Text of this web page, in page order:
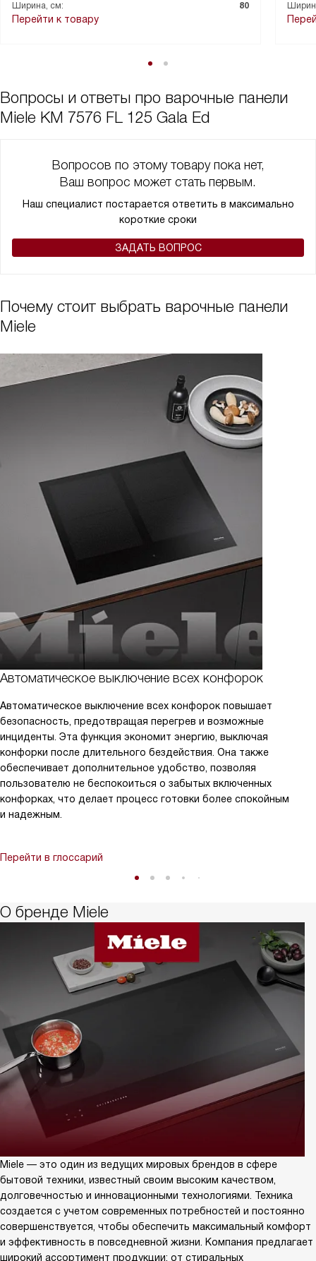
Ширина, см:
80
Перейти к товару
Вопросы и ответы про варочные панели
Miele KM 7576 FL 125 Gala Ed
Вопросов по этому товару пока нет,
Ваш вопрос может стать первым.
Наш специалист постарается ответить в максимально
короткие сроки
ЗАДАТЬ ВОПРОС
Почему стоит выбрать варочные панели
Miele
Автоматическое выключение всех конфорок
Автоматическое выключение всех конфорок повышает
безопасность, предотвращая перегрев и возможные
инциденты. Эта функция экономит энергию, выключая
конфорки после длительного бездействия. Она также
обеспечивает дополнительное удобство, позволяя
пользователю не беспокоиться о забытых включенных
конфорках, что делает процесс готовки более спокойным
и надежным.
Перейти в глоссарий
О бренде Miele
Miele — это один из ведущих мировых брендов в сфере
бытовой техники, известный своим высоким качеством,
долговечностью и инновационными технологиями. Техника
создается с учетом современных потребностей и постоянно
совершенствуется, чтобы обеспечить максимальный комфорт
и эффективность в повседневной жизни. Компания предлагает
широкий ассортимент продукции: от стиральных